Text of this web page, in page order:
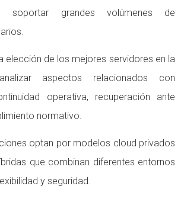
soportar grandes volúmenes de
elección de los mejores servidores en la
aspectos relacionados con
operativa, recuperación ante
normativo.
optan por modelos cloud privados
que combinan diferentes entornos
y seguridad.